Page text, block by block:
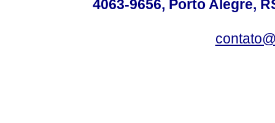
4063-9656, Porto Alegre,